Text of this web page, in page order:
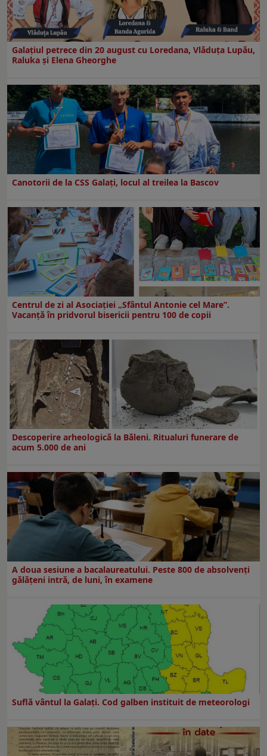
Galaţiul petrece din 20 august cu Loredana, Vlăduța Lupău,
Raluka și Elena Gheorghe
Canotorii de la CSS Galați, locul al treilea la Bascov
Centrul de zi al Asociației „Sfântul Antonie cel Mare”.
Vacanță în pridvorul bisericii pentru 100 de copii
Descoperire arheologică la Băleni. Ritualuri funerare de
acum 5.000 de ani
A doua sesiune a bacalaureatului. Peste 800 de absolvenţi
gălăţeni intră, de luni, în examene
Suflă vântul la Galaţi. Cod galben instituit de meteorologi